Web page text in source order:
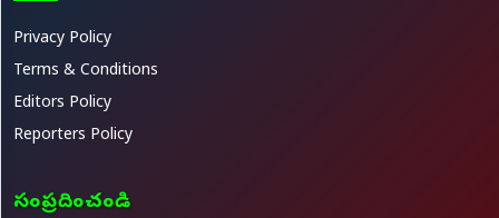
Privacy Policy
Terms & Conditions
Editors Policy
Reporters Policy
సంప్రదించండి